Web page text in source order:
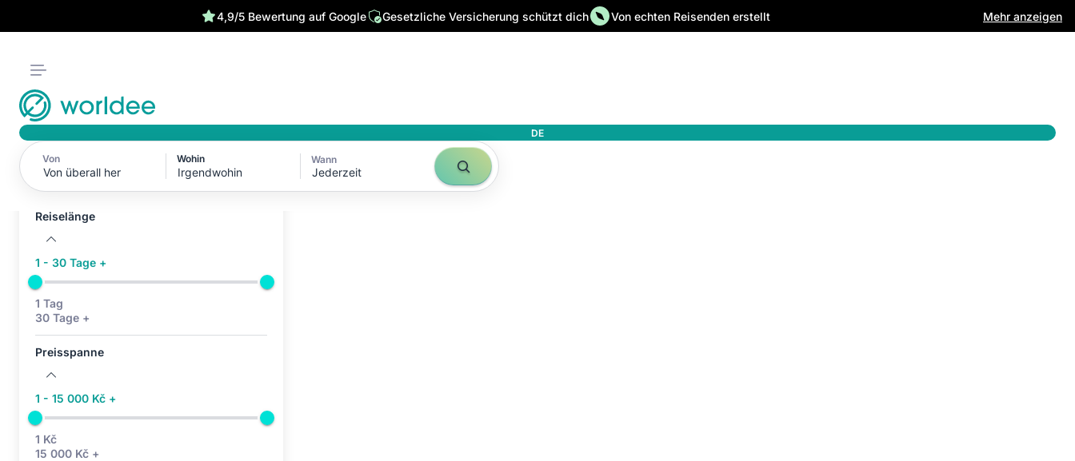
4,9/5 Bewertung auf Google Gesetzliche Versicherung schützt dich Von echten Reisenden erstellt Mehr anzeigen
DE
Von Wohin Wann
Jederzeit
Aktive Filter (0)
Keine aktiven Filter
Reiselänge
1 - 30 Tage +
1 Tag
30 Tage +
Preisspanne
1 - 15 000 Kč +
1 Kč
15 000 Kč +